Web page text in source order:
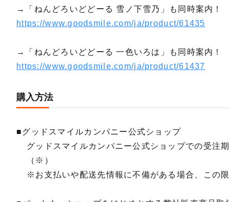
→「ねんどろいどどーる 雪ノ下雪乃」も同時案内！
https://www.goodsmile.com/ja/product/61435
→「ねんどろいどどーる 一色いろは」も同時案内！
https://www.goodsmile.com/ja/product/61437
購入方法
■グッドスマイルカンパニー公式ショップ
グッドスマイルカンパニー公式ショップでの受注
（※）
※お支払いや配送先情報に不備がある場合、この